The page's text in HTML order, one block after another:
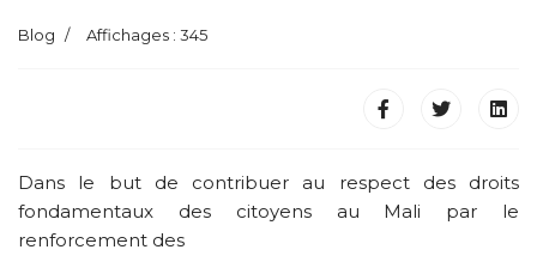
Blog Affichages : 345
Dans le but de contribuer au respect des droits
fondamentaux des citoyens au Mali par le
renforcement des